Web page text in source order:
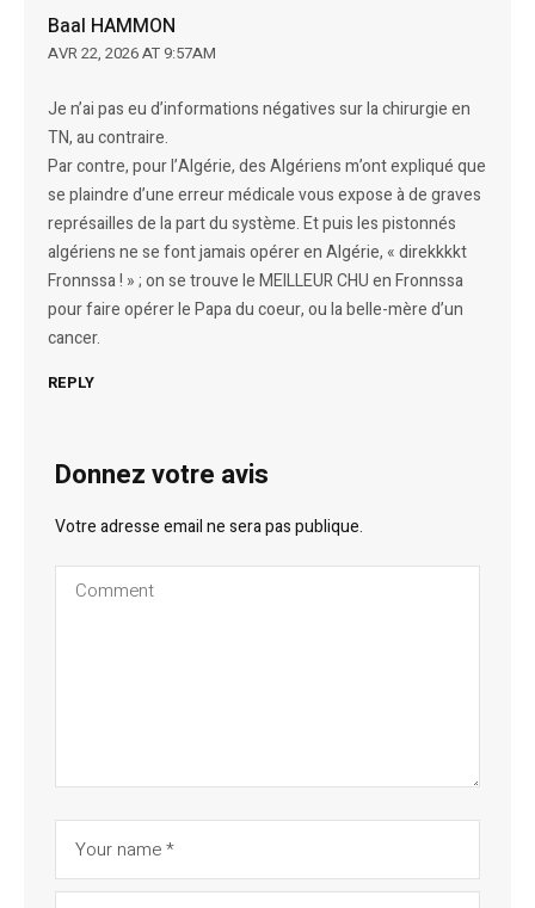
Baal HAMMON
AVR 22, 2026 AT 9:57AM
Je n’ai pas eu d’informations négatives sur la chirurgie en
TN, au contraire.
Par contre, pour l’Algérie, des Algériens m’ont expliqué que
se plaindre d’une erreur médicale vous expose à de graves
représailles de la part du système. Et puis les pistonnés
algériens ne se font jamais opérer en Algérie, « direkkkkt
Fronnssa ! » ; on se trouve le MEILLEUR CHU en Fronnssa
pour faire opérer le Papa du coeur, ou la belle-mère d’un
cancer.
REPLY
Donnez votre avis
Votre adresse email ne sera pas publique.